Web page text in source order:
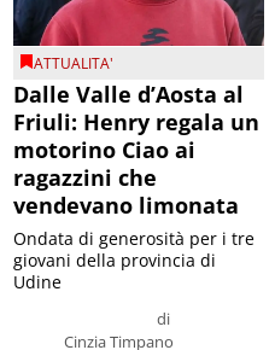
ATTUALITA'
Dalle Valle d’Aosta al
Friuli: Henry regala un
motorino Ciao ai
ragazzini che
vendevano limonata
di
Cinzia Timpano
Ondata di generosità per i tre
giovani della provincia di
Udine